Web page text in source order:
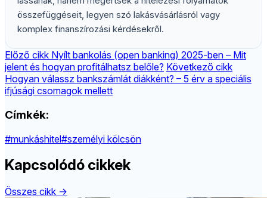
összefüggéseit, legyen szó lakásvásárlásról vagy
komplex finanszírozási kérdésekről.
Előző cikk Nyílt bankolás (open banking) 2025-ben – Mit
jelent és hogyan profitálhatsz belőle? Következő cikk
Hogyan válassz bankszámlát diákként? – 5 érv a speciális
ifjúsági csomagok mellett
Címkék:
#munkáshitel#személyi kölcsön
Kapcsolódó cikkek
Összes cikk →